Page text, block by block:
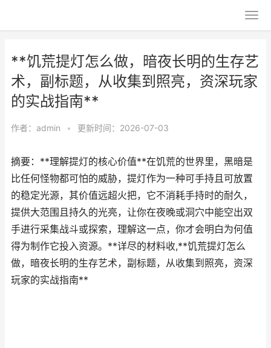
**饥荒提灯怎么做，暗夜长明的生存艺
术，副标题，从收集到照亮，资深玩家
的实战指南**
作者： admin • 更新时间：2026-07-03
摘要：**理解提灯的核心价值**在饥荒的世界里，黑暗是
比任何怪物都可怕的威胁，提灯作为一种可手持且可放置
的稳定光源，其价值远超火把，它不消耗手持时的耐久，
提供大范围且持久的光亮，让你在夜晚或洞穴中能空出双
手进行采集战斗或探索，理解这一点，你才会明白为何值
得为制作它投入资源。**详尽的材料收,**饥荒提灯怎么
做，暗夜长明的生存艺术，副标题，从收集到照亮，资深
玩家的实战指南**